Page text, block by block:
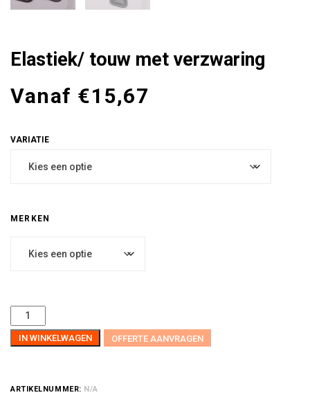
Elastiek/ touw met verzwaring
Vanaf €15,67
MERKEN
IN WINKELWAGEN OFFERTE AANVRAGEN
ARTIKELNUMMER: N/A